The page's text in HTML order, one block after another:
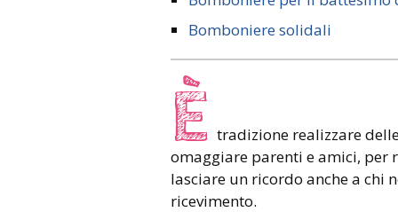
Bomboniere solidali
È tradizione realizzare
omaggiare parenti e amici, per
lasciare un ricordo anche a chi
ricevimento.